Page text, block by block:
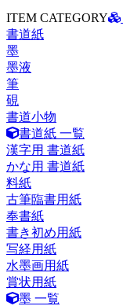
ITEM CATEGORY
書道紙
墨
墨液
筆
硯
書道小物
書道紙 一覧
漢字用 書道紙
かな用 書道紙
料紙
古筆臨書用紙
奉書紙
書き初め用紙
写経用紙
水墨画用紙
賞状用紙
墨 一覧